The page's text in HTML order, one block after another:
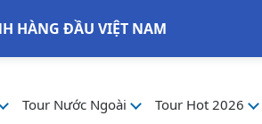
HÀNG ĐẦU VIỆT NAM
Tour Nước Ngoài Tour Hot 2026